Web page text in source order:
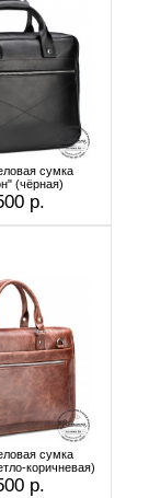
сумка
(чёрная)
р.
сумка
коричневая)
р.